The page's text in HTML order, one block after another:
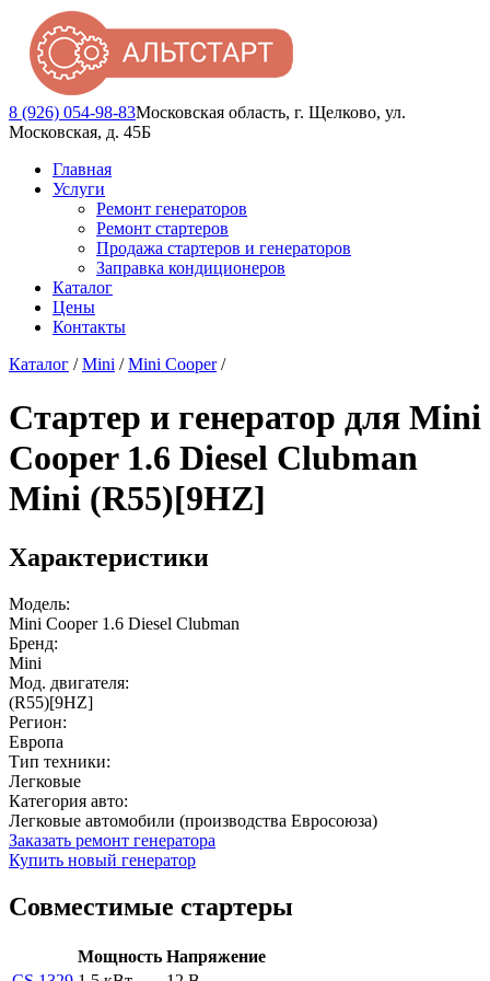
8 (926) 054-98-83Московская область, г. Щелково, ул.
Московская, д. 45Б
Главная
Услуги
Ремонт генераторов
Ремонт стартеров
Продажа стартеров и генераторов
Заправка кондиционеров
Каталог
Цены
Контакты
Каталог /Mini /Mini Cooper/
Стартер и генератор для Mini
Cooper 1.6 Diesel Clubman
Mini (R55)[9HZ]
Характеристики
Модель:
Mini Cooper 1.6 Diesel Clubman
Бренд:
Mini
Мод. двигателя:
(R55)[9HZ]
Регион:
Европа
Тип техники:
Легковые
Категория авто:
Легковые автомобили (производства Евросоюза)
Заказать ремонт генератора
Купить новый генератор
Совместимые стартеры
Мощность Напряжение